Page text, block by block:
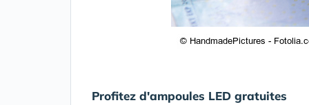
Profitez d'ampoules LED gratuites